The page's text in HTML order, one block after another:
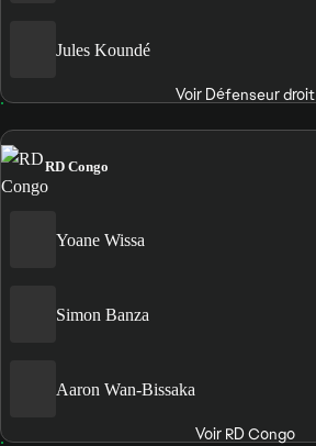
Jules Koundé
Voir Défenseur droit
RD Congo
Yoane Wissa
Simon Banza
Aaron Wan-Bissaka
Voir RD Congo